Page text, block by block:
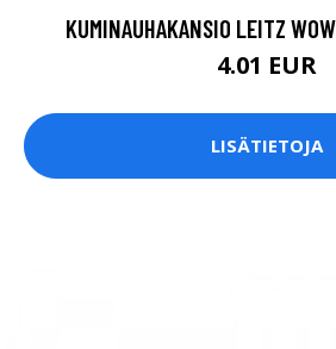
KUMINAUHAKANSIO LEITZ
4.01 EUR
LISÄTIETOJA